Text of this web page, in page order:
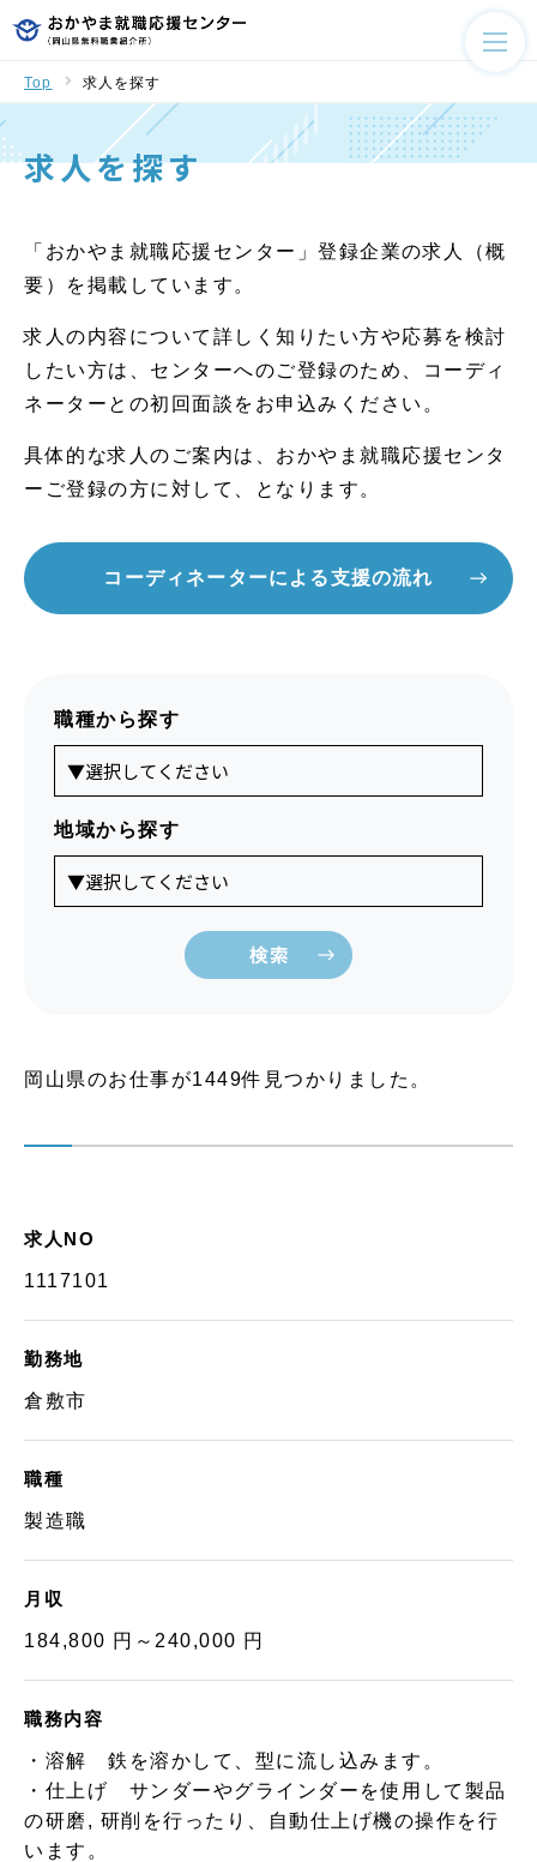
Top 求人を探す
求人を探す
「おかやま就職応援センター」登録企業の求人（概
要）を掲載しています。
求人の内容について詳しく知りたい方や応募を検討
したい方は、センターへのご登録のため、コーディ
ネーターとの初回面談をお申込みください。
具体的な求人のご案内は、おかやま就職応援センタ
ーご登録の方に対して、となります。
コーディネーターによる支援の流れ
職種から探す
地域から探す
岡山県のお仕事が1449件見つかりました。
求人NO
1117101
勤務地
倉敷市
職種
製造職
月収
184,800 円～240,000 円
職務内容
・溶解 鉄を溶かして、型に流し込みます。
・仕上げ サンダーやグラインダーを使用して製品
の研磨, 研削を行ったり、自動仕上げ機の操作を行
います。